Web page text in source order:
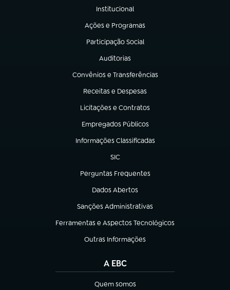
Institucional
(abre em nova aba)
Ações e Programas
(abre em nova aba)
Participação Social
(abre em nova aba)
Auditorias
(abre em nova aba)
Convênios e Transferências
(abre em nova aba)
Receitas e Despesas
(abre em nova aba)
Licitações e Contratos
(abre em nova aba)
Empregados Públicos
(abre em nova aba)
Informações Classificadas
(abre em nova aba)
SIC
(abre em nova aba)
Perguntas Frequentes
(abre em nova aba)
Dados Abertos
(abre em nova aba)
Sanções Administrativas
(abre em nova aba)
Ferramentas e Aspectos Tecnológicos
(abre em nova aba)
Outras Informações
(abre em nova aba)
A EBC
Quem somos
(abre em nova aba)